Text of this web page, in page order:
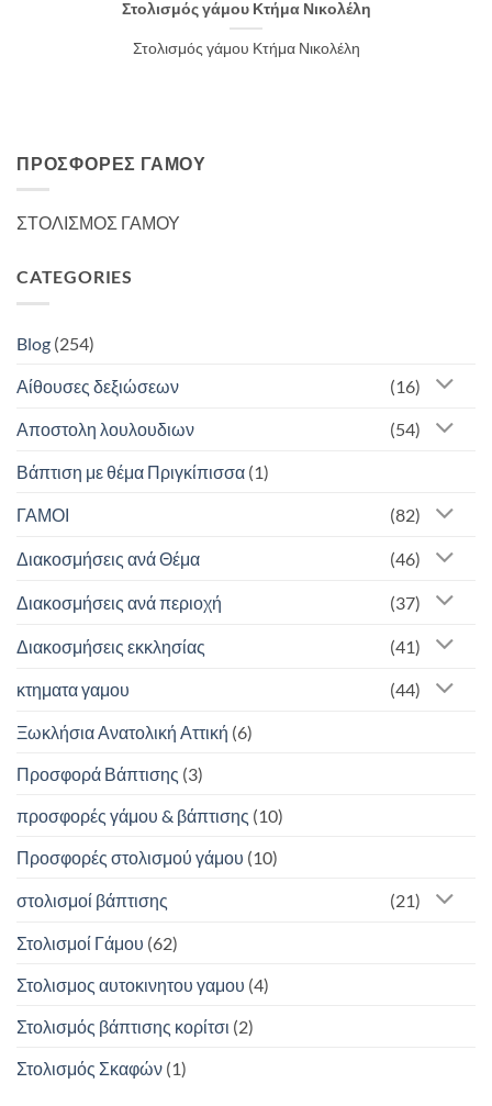
Στολισμός γάμου Κτήμα Νικολέλη
Στολισμός γάμου Κτήμα Νικολέλη
ΠΡΟΣΦΟΡΈΣ ΓΆΜΟΥ
ΣΤΟΛΙΣΜΟΣ ΓΑΜΟΥ
CATEGORIES
Blog (254)
Αίθουσες δεξιώσεων (16)
Αποστολη λουλουδιων (54)
Βάπτιση με θέμα Πριγκίπισσα (1)
ΓΑΜΟΙ (82)
Διακοσμήσεις ανά Θέμα (46)
Διακοσμήσεις ανά περιοχή (37)
Διακοσμήσεις εκκλησίας (41)
κτηματα γαμου (44)
Ξωκλήσια Ανατολική Αττική (6)
Προσφορά Βάπτισης (3)
προσφορές γάμου & βάπτισης (10)
Προσφορές στολισμού γάμου (10)
στολισμοί βάπτισης (21)
Στολισμοί Γάμου (62)
Στολισμος αυτοκινητου γαμου (4)
Στολισμός βάπτισης κορίτσι (2)
Στολισμός Σκαφών (1)